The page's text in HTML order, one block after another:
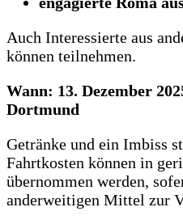
Auch Interessierte aus
können teilnehmen.
Wann: 13. Dezember
Dortmund
Getränke und ein Imbiss
Fahrtkosten können in
übernommen werden,
anderweitigen Mittel zur